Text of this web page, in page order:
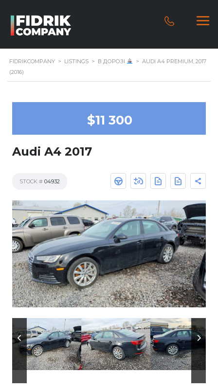
FIDRIKCOMPANY > LISTINGS > В ДОРОЗІ > AUDI A4 PREMIUM, 2017
(2016)
$11 300
Audi A4 2017
STOCK # 04932